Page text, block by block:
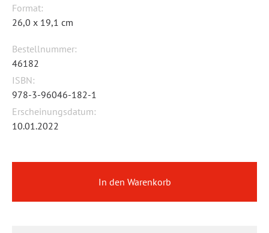
Format:
26,0 x 19,1 cm
Bestellnummer:
46182
ISBN:
978-3-96046-182-1
Erscheinungsdatum:
10.01.2022
In den Warenkorb